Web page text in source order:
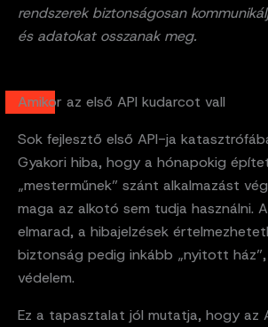
rendszerek biztonságosan
és adatokat osszanak meg.
Amikor az első API kudarcot vall
Sok fejlesztő első API-ja
Gyakori hiba, hogy a hónapokig
„mesterműnek” szánt alkalmazást
maga az alkotó sem tudja használni.
elmarad, a hibajelzések
biztonság pedig inkább „nyitott
védelem.
Ez a tapasztalat jól mutatja, hogy az